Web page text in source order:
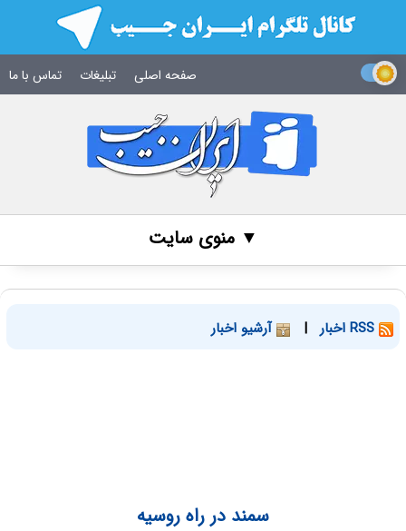
صفحه اصلی تبلیغات تماس با ما
▼ منوی سایت
| آرشیو اخبار
سمند در راه روسیه